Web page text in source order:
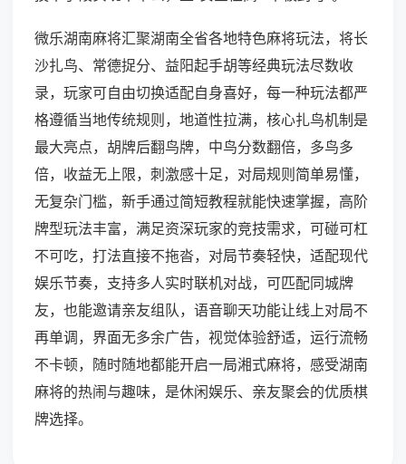
微乐湖南麻将汇聚湖南全省各地特色麻将玩法，将长
沙扎鸟、常德捉分、益阳起手胡等经典玩法尽数收
录，玩家可自由切换适配自身喜好，每一种玩法都严
格遵循当地传统规则，地道性拉满，核心扎鸟机制是
最大亮点，胡牌后翻鸟牌，中鸟分数翻倍，多鸟多
倍，收益无上限，刺激感十足，对局规则简单易懂，
无复杂门槛，新手通过简短教程就能快速掌握，高阶
牌型玩法丰富，满足资深玩家的竞技需求，可碰可杠
不可吃，打法直接不拖沓，对局节奏轻快，适配现代
娱乐节奏，支持多人实时联机对战，可匹配同城牌
友，也能邀请亲友组队，语音聊天功能让线上对局不
再单调，界面无多余广告，视觉体验舒适，运行流畅
不卡顿，随时随地都能开启一局湘式麻将，感受湖南
麻将的热闹与趣味，是休闲娱乐、亲友聚会的优质棋
牌选择。